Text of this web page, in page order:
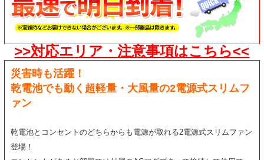
>>対応エリア・注意事項はこちら<<
災害時も活躍！
乾電池でも動く超軽量・大風量の2電源式スリムフ
ァン
乾電池とコンセントのどちらからも電源が取れる2電源式スリムファン
登場！